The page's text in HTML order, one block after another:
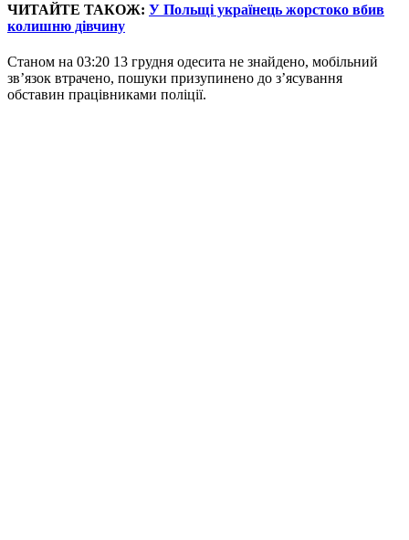
ЧИТАЙТЕ ТАКОЖ: У Польщі українець жорстоко вбив
колишню дівчину
Станом на 03:20 13 грудня одесита не знайдено, мобільний
зв’язок втрачено, пошуки призупинено до з’ясування
обставин працівниками поліції.